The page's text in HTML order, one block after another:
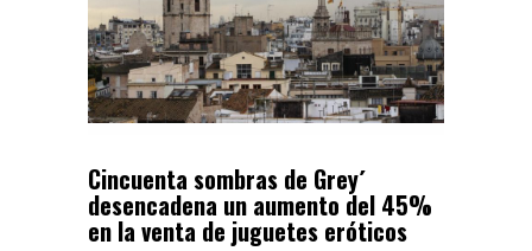
Cincuenta sombras de Grey´
desencadena un aumento del 45%
en la venta de juguetes eróticos